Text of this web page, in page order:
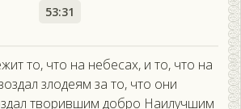
53:31
то, что на небесах, и то, что на
злодеям за то, что они
творившим добро Наилучшим